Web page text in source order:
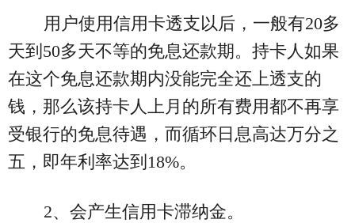
用户使用信用卡透支以后，一般有20多
天到50多天不等的免息还款期。持卡人如果
在这个免息还款期内没能完全还上透支的
钱，那么该持卡人上月的所有费用都不再享
受银行的免息待遇，而循环日息高达万分之
五，即年利率达到18%。
2、会产生信用卡滞纳金。